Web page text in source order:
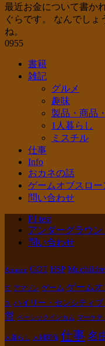
最近お金について書か
ぐらです。 なんでし
ね。
0955
書籍
雑記
グルメ
趣味
製品・商品
1人暮らし
ミスチル
仕事
Info
おカネの話
ゲームオブスロー
問い合わせ
PJ test
アンダーグラウン
問い合わせ
Amazon GOT HSP
て アマゾン ゲーム ゲーム
ス ハイリー・センシティ
営 ベーシックインカム マーケテ
人暮らし 人間関係 仕事 名